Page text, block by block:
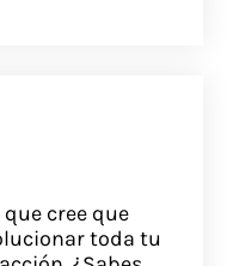
cree que
toda tu